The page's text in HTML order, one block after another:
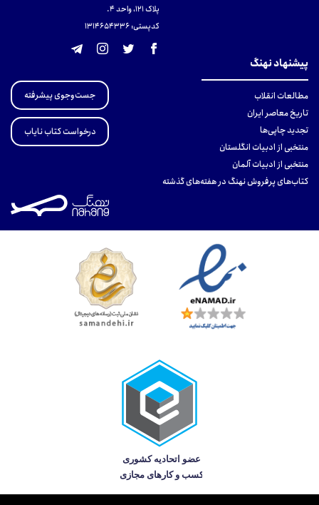
پلاک 121، واحد ۴.
کدپستی: 131465433۶
پیشنهاد نهنگ
مطالعات انقلاب
تاریخ معاصر ایران
تجدید چاپی‌ها
منتخبی از ادبیات انگلستان
منتخبی از ادبیات آلمان
کتاب‌های پرفروش نهنگ در هفته‌های گذشته
جست‌وجوی پیشرفته
درخواست کتاب نایاب